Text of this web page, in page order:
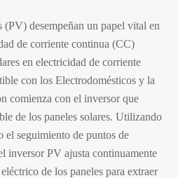
desempeñan un papel vital en
de corriente continua (CC)
en electricidad de corriente
con los Electrodomésticos y la
comienza con el inversor que
de los paneles solares. Utilizando
el seguimiento de puntos de
inversor PV ajusta continuamente
de los paneles para extraer